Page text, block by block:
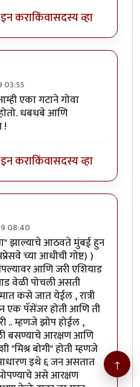
कराकिंवासदस्य व्हा
03:55
एका गटाने गोवा
धबधबे आणि
!
कराकिंवासदस्य व्हा
08:40
झाल्याचे आठवते मुंबई हुन
च्या आधीची गोष्ट) )
आणि जरी एशियाड
वेळी पोचली असती
कसे जात येईल , रात्री
एक पॅसेंजर होती आणि ती
.. म्हणजे झोप होईल ,
बसण्याचे आरक्षण आणि
"मिश्र बोगी" होती म्हणजे
इथे ६ जन असतात
असे आरक्षण
↑